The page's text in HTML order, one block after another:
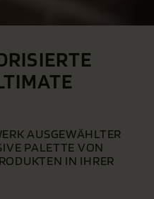
AUSGEWÄHLTER
PALETTE VON
IN IHRER